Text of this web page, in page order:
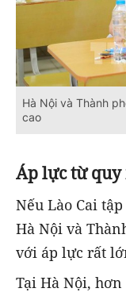
Hà Nội và Thành
cao
Áp lực từ quy
Nếu Lào Cai
Hà Nội và
với áp lực rất
Tại Hà Nội,